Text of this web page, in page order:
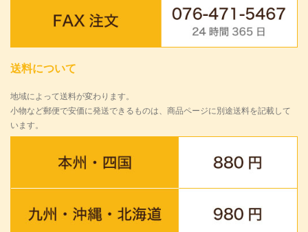
送料について
地域によって送料が変わります。
小物など郵便で安価に発送できるものは、商品ページに別途送料を記載して
います。